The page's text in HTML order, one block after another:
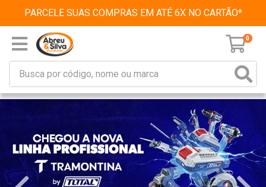
PARCELE SUAS COMPRAS EM ATÉ 6X NO CARTÃO*
0